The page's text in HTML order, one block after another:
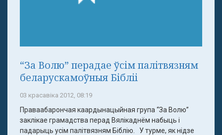
“За Волю” перадае ўсім палітвязням
беларускамоўныя Бібліі
03 красавіка 2012, 08:19
Праваабарончая каардынацыйная група “За Волю”
заклікае грамадства перад Вялікаднём набыць і
падарыць усім палітвязням Біблію. У турме, як нідзе